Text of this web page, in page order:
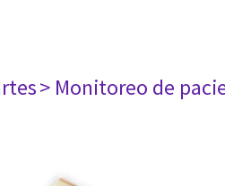
> Monitoreo de